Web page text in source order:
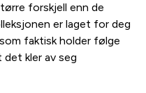
forskjell enn de
er laget for deg
faktisk holder følge
det kler av seg